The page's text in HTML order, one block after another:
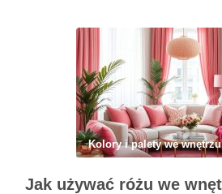
Kolory i palety we wnętrzu